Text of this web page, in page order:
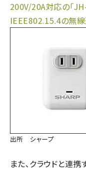
200V/20A対応の「
IEEE802.15.4の無
出所 シャープ
また、クラウドと連